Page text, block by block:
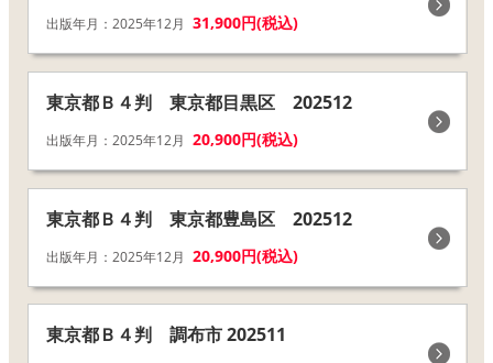
出版年月：2025年12月 31,900円(税込)
東京都Ｂ４判 東京都目黒区 202512
出版年月：2025年12月 20,900円(税込)
東京都Ｂ４判 東京都豊島区 202512
出版年月：2025年12月 20,900円(税込)
東京都Ｂ４判 調布市 202511